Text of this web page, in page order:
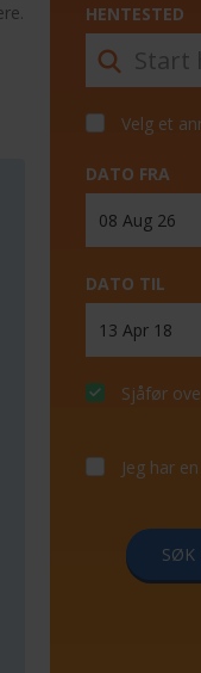
HENTESTED
Velg et
DATO FRA
DATO TIL
Sjåfør
Jeg har
SØK